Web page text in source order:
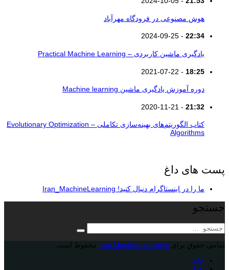
هوش مصنوعی در فرودگاه مهرآباد
22:34
-
2024-09-25
یادگیری ماشین کاربردی – Practical Machine Learning
18:25
-
2021-07-22
دوره آموزش یادگیری ماشین Machine learning
21:32
-
2020-11-21
کتاب الگوریتم‌های بهینه‌سازی تکاملی – Evolutionary Optimization
Algorithms
پست های داغ
ما را در اینستاگرام دنبال کنید! Iran_MachineLearning
جستجو
جستجو
تمامی حقوق برای Iran Machine learning محفوظ است.
خانه
اخبار